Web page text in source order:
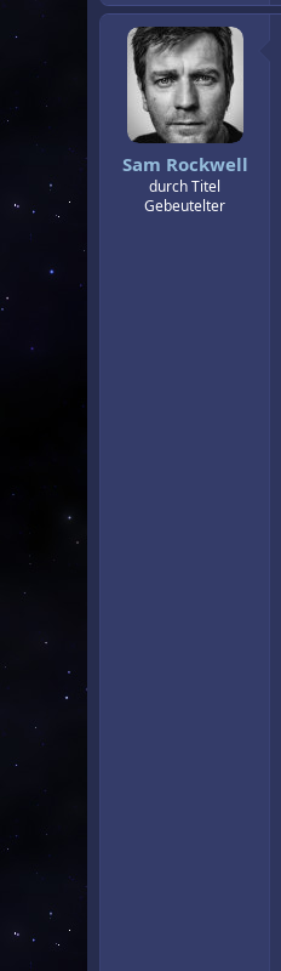
Sam Rockwell
durch Titel
Gebeutelter